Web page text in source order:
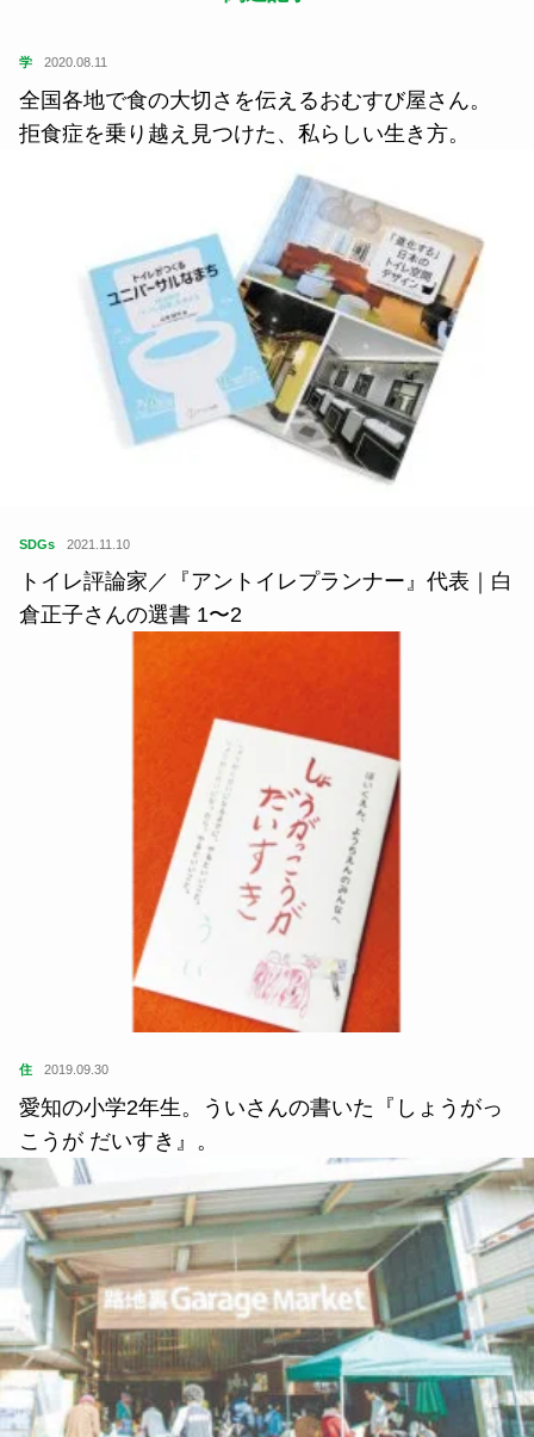
学 2020.08.11
全国各地で食の大切さを伝えるおむすび屋さん。
拒食症を乗り越え見つけた、私らしい生き方。
SDGs 2021.11.10
トイレ評論家／『アントイレプランナー』代表｜白
倉正子さんの選書 1〜2
住 2019.09.30
愛知の小学2年生。ういさんの書いた『しょうがっ
こうが だいすき』。